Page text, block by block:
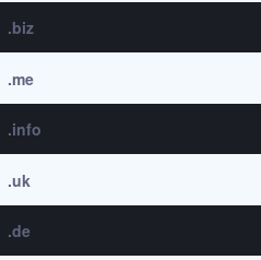
.biz
.me
.info
.uk
.de